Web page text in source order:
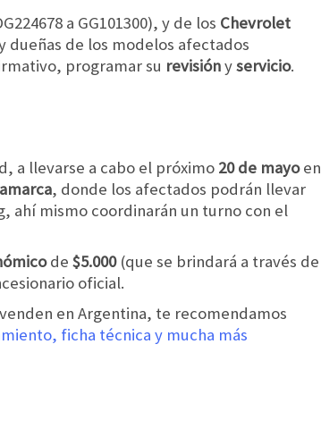
a GG101300), y de los Chevrolet
y dueñas de los modelos afectados
programar su revisiónyservicio.
a llevarse a cabo el próximo 20 de mayoen
, donde los afectados podrán llevar
ahí mismo coordinarán un turno con el
de $5.000(que se brindará a través de
oficial.
en Argentina, te recomendamos
ficha técnica y mucha más